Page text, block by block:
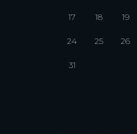
17 18 19
24 25 26
31